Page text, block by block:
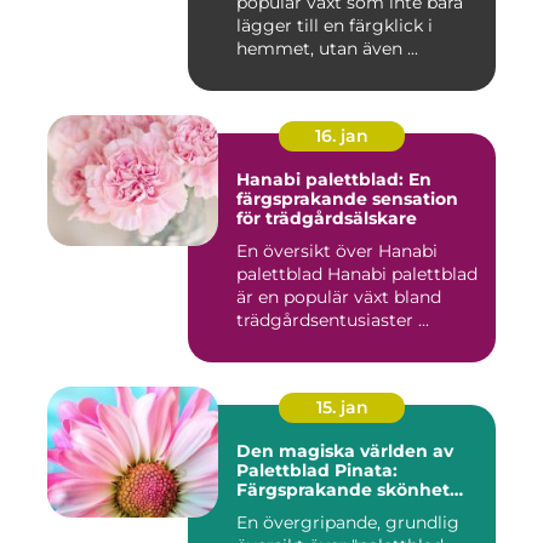
lägger till en färgklick i
hemmet, utan även ...
16. jan
Hanabi palettblad: En
färgsprakande sensation
för trädgårdsälskare
En översikt över Hanabi
palettblad Hanabi palettblad
är en populär växt bland
trädgårdsentusiaster ...
15. jan
Den magiska världen av
Palettblad Pinata:
Färgsprakande skönhet
En övergripande, grundlig